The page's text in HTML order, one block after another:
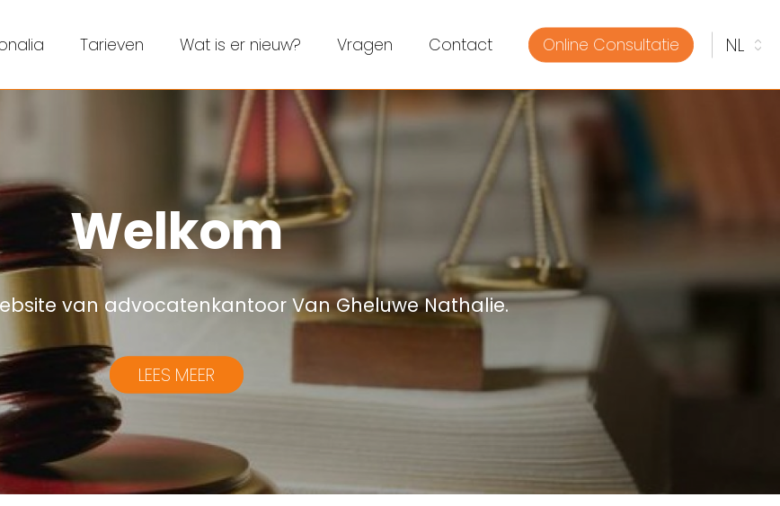
Tarieven Wat is er nieuw? Vragen Contact Online Consultatie
Welkom
van advocatenkantoor Van Gheluwe Nathalie.
LEES MEER